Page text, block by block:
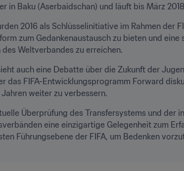
in Baku (Aserbaidschan) und läuft bis März
2016 als Schlüsselinitiative im Rahmen der
zum Gedankenaustausch zu bieten und
Weltverbandes zu erreichen.
auch eine Debatte über die Zukunft der
das FIFA-Entwicklungsprogramm Forward
weiter zu verbessern.
Überprüfung des Transfersystems und der
eine einzigartige Gelegenheit zum
Führungsebene der FIFA, um Bedenken